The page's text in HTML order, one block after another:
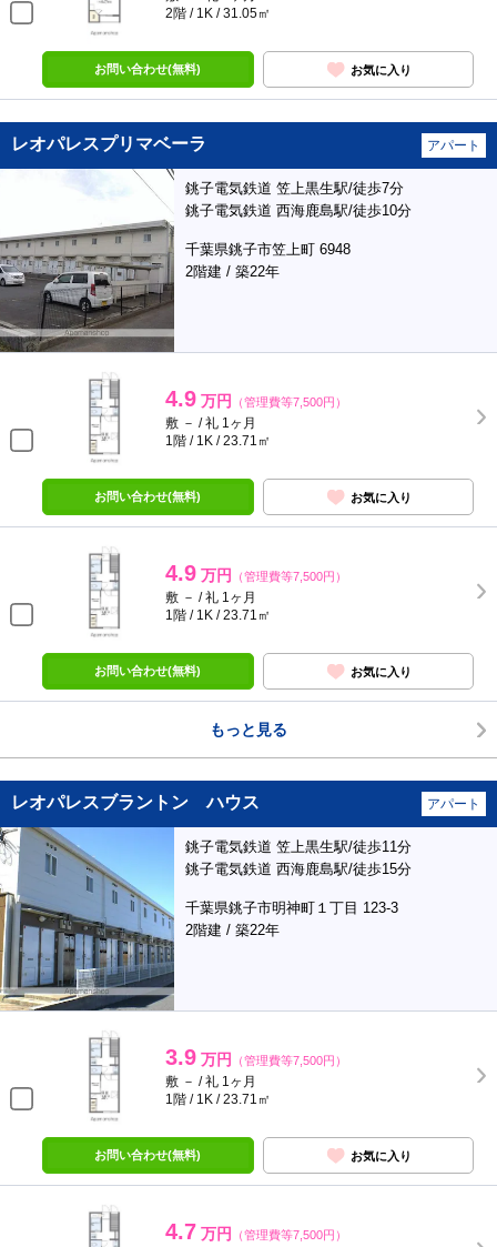
2階 / 1K / 31.05㎡
お問い合わせ(無料) お気に入り
レオパレスプリマベーラ アパート
銚子電気鉄道 笠上黒生駅/徒歩7分
銚子電気鉄道 西海鹿島駅/徒歩10分
千葉県銚子市笠上町 6948
2階建 / 築22年
4.9 万円 （管理費等7,500円）
敷 － / 礼 1ヶ月
1階 / 1K / 23.71㎡
お問い合わせ(無料) お気に入り
4.9 万円 （管理費等7,500円）
敷 － / 礼 1ヶ月
1階 / 1K / 23.71㎡
お問い合わせ(無料) お気に入り
もっと見る
レオパレスブラントン ハウス アパート
銚子電気鉄道 笠上黒生駅/徒歩11分
銚子電気鉄道 西海鹿島駅/徒歩15分
千葉県銚子市明神町１丁目 123-3
2階建 / 築22年
3.9 万円 （管理費等7,500円）
敷 － / 礼 1ヶ月
1階 / 1K / 23.71㎡
お問い合わせ(無料) お気に入り
4.7 万円 （管理費等7,500円）